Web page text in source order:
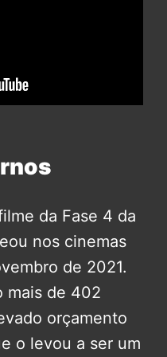
da Fase 4 da
nos cinemas
de 2021.
mais de 402
orçamento
o levou a ser um